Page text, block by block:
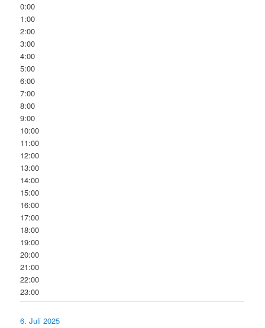
0:00
1:00
2:00
3:00
4:00
5:00
6:00
7:00
8:00
9:00
10:00
11:00
12:00
13:00
14:00
15:00
16:00
17:00
18:00
19:00
20:00
21:00
22:00
23:00
6. Juli 2025